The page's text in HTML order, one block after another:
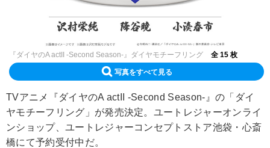
『ダイヤのA actII -Second Season-』ダイヤモチーフリング 全 15 枚
写真をすべて見る
TVアニメ『ダイヤのA actII -Second Season-』の「ダイ
ヤモチーフリング」が発売決定。ユートレジャーオンライ
ンショップ、ユートレジャーコンセプトストア池袋・心斎
橋にて予約受付中だ。